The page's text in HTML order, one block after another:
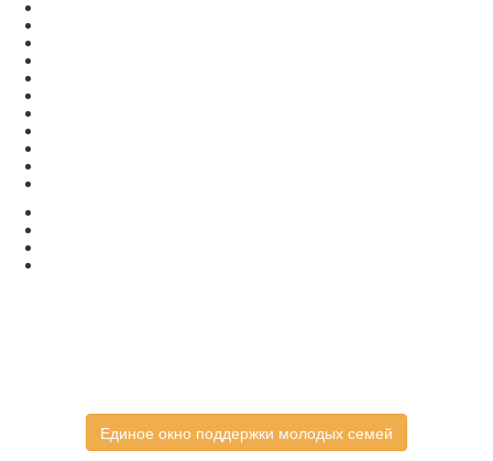
Единое окно поддержки молодых семей